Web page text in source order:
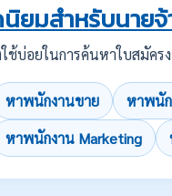
ยมสำหรับนายจ้
ช้บ่อยในการค้นหาใบสมัคร
หาพนักงานขาย หาพนัก
หาพนักงาน Marketing